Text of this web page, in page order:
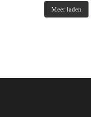
Meer laden